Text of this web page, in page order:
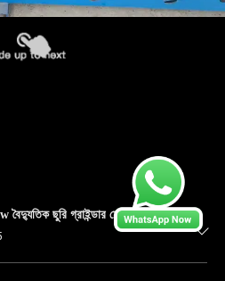
বৈদ্যুতিক ছুরি গ্রাইন্ডার মেশিন